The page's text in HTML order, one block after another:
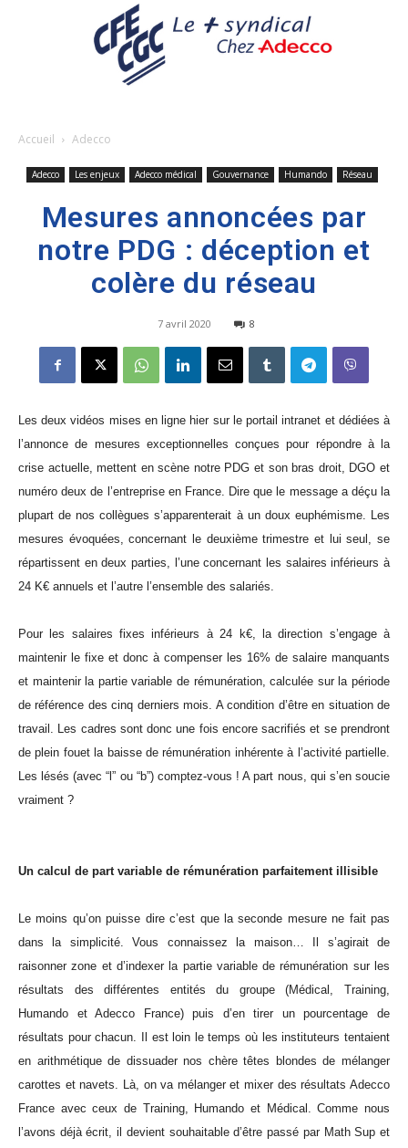
Accueil Adecco
Adecco Les enjeux Adecco médical Gouvernance Humando Réseau
Mesures annoncées par
notre PDG : déception et
colère du réseau
7 avril 2020 8
Les deux vidéos mises en ligne hier sur le portail intranet et dédiées à
l’annonce de mesures exceptionnelles conçues pour répondre à la
crise actuelle, mettent en scène notre PDG et son bras droit, DGO et
numéro deux de l’entreprise en France. Dire que le message a déçu la
plupart de nos collègues s’apparenterait à un doux euphémisme. Les
mesures évoquées, concernant le deuxième trimestre et lui seul, se
répartissent en deux parties, l’une concernant les salaires inférieurs à
24 K€ annuels et l’autre l’ensemble des salariés.
Pour les salaires fixes inférieurs à 24 k€, la direction s’engage à
maintenir le fixe et donc à compenser les 16% de salaire manquants
et maintenir la partie variable de rémunération, calculée sur la période
de référence des cinq derniers mois. A condition d’être en situation de
travail. Les cadres sont donc une fois encore sacrifiés et se prendront
de plein fouet la baisse de rémunération inhérente à l’activité partielle.
Les lésés (avec “l” ou “b”) comptez-vous ! A part nous, qui s’en soucie
vraiment ?
Un calcul de part variable de rémunération parfaitement illisible
Le moins qu’on puisse dire c’est que la seconde mesure ne fait pas
dans la simplicité. Vous connaissez la maison… Il s’agirait de
raisonner zone et d’indexer la partie variable de rémunération sur les
résultats des différentes entités du groupe (Médical, Training,
Humando et Adecco France) puis d’en tirer un pourcentage de
résultats pour chacun. Il est loin le temps où les instituteurs tentaient
en arithmétique de dissuader nos chère têtes blondes de mélanger
carottes et navets. Là, on va mélanger et mixer des résultats Adecco
France avec ceux de Training, Humando et Médical. Comme nous
l’avons déjà écrit, il devient souhaitable d’être passé par Math Sup et